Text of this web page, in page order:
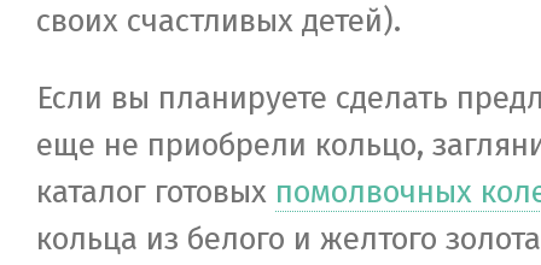
своих счастливых детей).
Если вы планируете сделать
еще не приобрели кольцо,
каталог готовых помолвочных
кольца из белого и желтого